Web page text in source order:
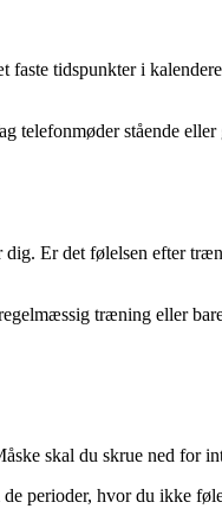
tidspunkter i
stående
Er det følelsen efter
træning eller
skal du skrue ned for
perioder, hvor du ikke